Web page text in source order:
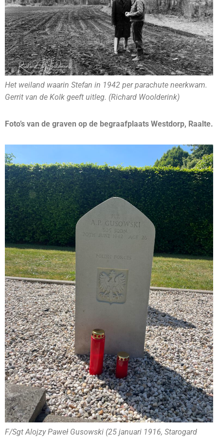
Het weiland waarin Stefan in 1942 per parachute neerkwam.
Gerrit van de Kolk geeft uitleg. (Richard Woolderink)
Foto’s van de graven op de begraafplaats Westdorp, Raalte.
F/Sgt Alojzy Paweł Gusowski (25 januari 1916, Starogard